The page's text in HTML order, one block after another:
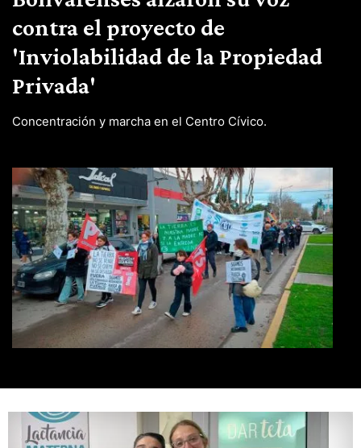
contra el proyecto de
'Inviolabilidad de la Propiedad
Privada'
Concentración y marcha en el Centro Cívico.